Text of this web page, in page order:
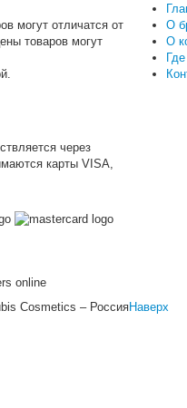
могут отличатся от
товаров могут
через
карты VISA,
О
О
online
Наверх
Cosmetics – Россия